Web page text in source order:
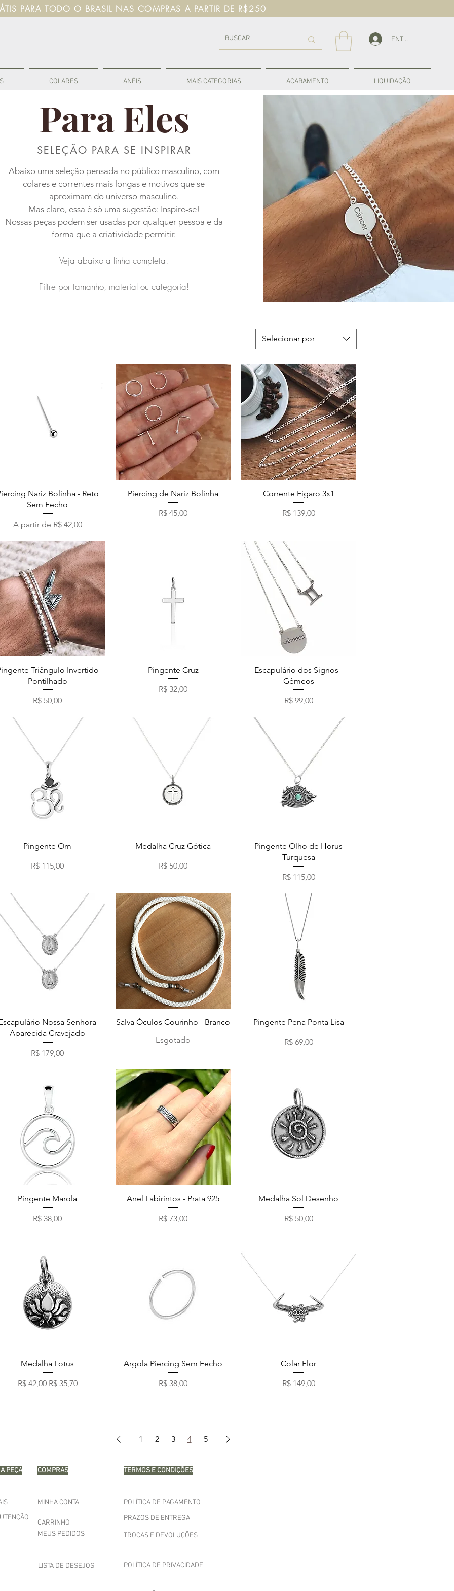
PARA TODO O BRASIL NAS COMPRAS A PARTIR DE R$250
ENTRAR
COLARES ANÉIS MAIS CATEGORIAS ACABAMENTO LIQUIDAÇÃO
Para Eles
SELEÇÃO PARA SE INSPIRAR
Abaixo uma seleção pensada no público masculino, com
colares e correntes mais longas e motivos que se
aproximam do universo masculino.
Mas claro, essa é só uma sugestão: Inspire-se!
Nossas peças podem ser usadas por qualquer pessoa e da
forma que a criatividade permitir.
Veja abaixo a linha completa.
Filtre por tamanho, material ou categoria!
Selecionar por
Visualização rápida
Nariz Bolinha - Reto
Sem Fecho
A partir de R$ 42,00
Preço promocional
Visualização rápida
Piercing de Nariz Bolinha
Preço
R$ 45,00
Visualização rápida
Corrente Figaro 3x1
Preço
R$ 139,00
Visualização rápida
Triângulo Invertido
Pontilhado
Preço
R$ 50,00
Visualização rápida
Pingente Cruz
Preço
R$ 32,00
Visualização rápida
Escapulário dos Signos -
Gêmeos
Preço
R$ 99,00
Visualização rápida
Pingente Om
Preço
R$ 115,00
Visualização rápida
Medalha Cruz Gótica
Preço
R$ 50,00
Visualização rápida
Pingente Olho de Horus
Turquesa
Preço
R$ 115,00
Visualização rápida
Nossa Senhora
Aparecida Cravejado
Preço
R$ 179,00
Visualização rápida
Salva Óculos Courinho - Branco
Esgotado
Visualização rápida
Pingente Pena Ponta Lisa
Preço
R$ 69,00
Visualização rápida
Pingente Marola
Preço
R$ 38,00
Visualização rápida
Anel Labirintos - Prata 925
Preço
R$ 73,00
Visualização rápida
Medalha Sol Desenho
Preço
R$ 50,00
Visualização rápida
Medalha Lotus
Preço normal
R$ 42,00 Preço promocional
R$ 35,70
Visualização rápida
Argola Piercing Sem Fecho
Preço
R$ 38,00
Visualização rápida
Colar Flor
Preço
R$ 149,00
1 2 3 4 5
PEÇA COMPRAS TERMOS E CONDIÇÕES
POLÍTICA DE PAGAMENTO
TROCAS E DEVOLUÇÕES
PRAZOS DE ENTREGA
CARRINHO
MINHA CONTA
MEUS PEDIDOS
POLÍTICA DE PRIVACIDADE
LISTA DE DESEJOS